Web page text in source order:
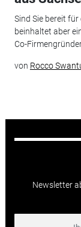
Sind Sie bereit
beinhaltet aber
Co-
von Rocco
Newsletter